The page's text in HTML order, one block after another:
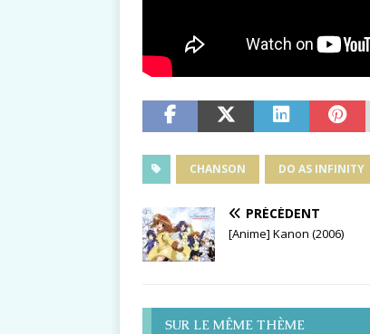
CHANSON DO AS INFINITY
PRÉCÉDENT
[Anime] Kanon (2006)
SUR LE MÊME THÈME